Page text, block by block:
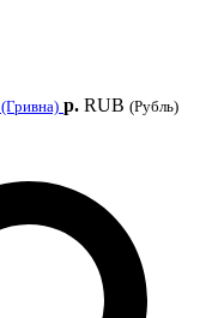
(Гривна) р. RUB (Рубль)